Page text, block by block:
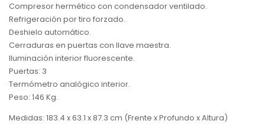
Compresor hermético con condensador ventilado.
Refrigeración por tiro forzado.
Deshielo automático.
Cerraduras en puertas con llave maestra.
Iluminación interior fluorescente.
Puertas: 3
Termómetro analógico interior.
Peso: 146 Kg.
Medidas: 183.4 x 63.1 x 87.3 cm (Frente x Profundo x Altura)